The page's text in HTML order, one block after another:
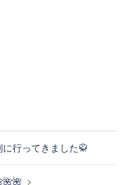
行ってきました🥋